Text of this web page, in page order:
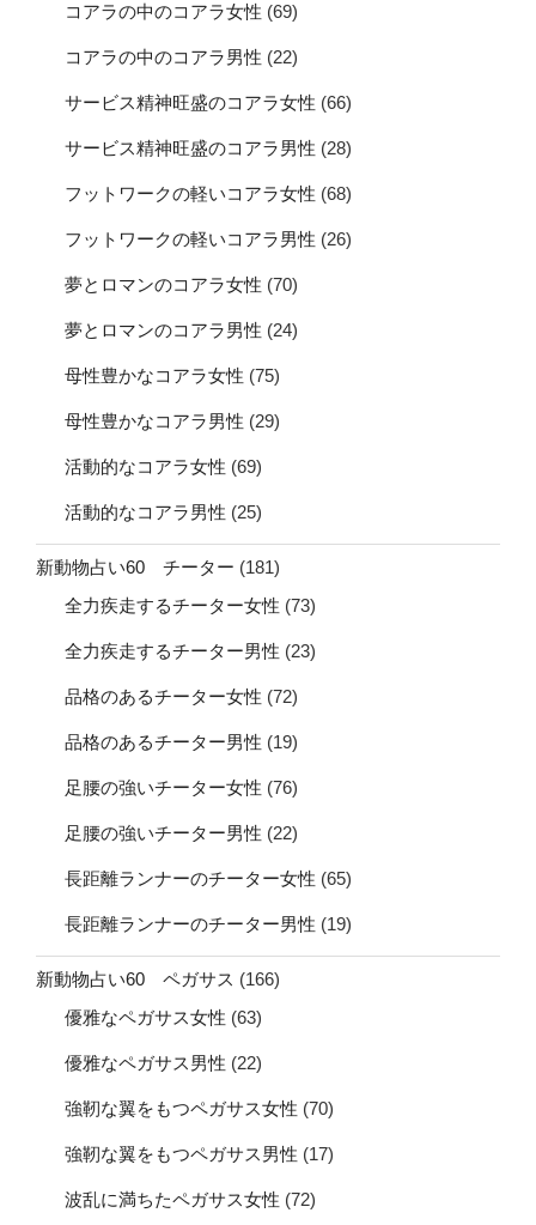
コアラの中のコアラ女性 (69)
コアラの中のコアラ男性 (22)
サービス精神旺盛のコアラ女性 (66)
サービス精神旺盛のコアラ男性 (28)
フットワークの軽いコアラ女性 (68)
フットワークの軽いコアラ男性 (26)
夢とロマンのコアラ女性 (70)
夢とロマンのコアラ男性 (24)
母性豊かなコアラ女性 (75)
母性豊かなコアラ男性 (29)
活動的なコアラ女性 (69)
活動的なコアラ男性 (25)
新動物占い60 チーター (181)
全力疾走するチーター女性 (73)
全力疾走するチーター男性 (23)
品格のあるチーター女性 (72)
品格のあるチーター男性 (19)
足腰の強いチーター女性 (76)
足腰の強いチーター男性 (22)
長距離ランナーのチーター女性 (65)
長距離ランナーのチーター男性 (19)
新動物占い60 ペガサス (166)
優雅なペガサス女性 (63)
優雅なペガサス男性 (22)
強靭な翼をもつペガサス女性 (70)
強靭な翼をもつペガサス男性 (17)
波乱に満ちたペガサス女性 (72)